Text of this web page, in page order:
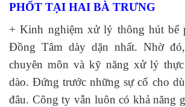
PHỐT TẠI HAI BÀ TRƯNG
+ Kinh nghiệm xử lý thông hút bể
Đồng Tâm dày dặn nhất. Nhờ
chuyên môn và kỹ năng xử lý
dào. Đứng trước những sự cố cho
đâu. Công ty vẫn luôn có khả năng